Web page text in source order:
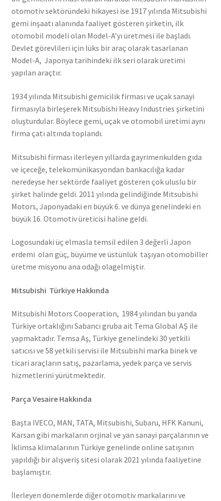
otomotiv sektöründeki hikayesi ise 1917 yılında Mitsubishi
gemi inşaatı alanında faaliyet gösteren şirketin, ilk
otomobil modeli olan Model-A’yı üretmesi ile başladı.
Devlet görevlileri için lüks bir araç olarak tasarlanan
Model-A, Japonya tarihindeki ilk seri olarak üretimi
yapılan araçtır.
1934 yılında Mitsubishi gemicilik firması ve uçak sanayi
firmasıyla birleşerek Mitsubishi Heavy Industries şirketini
oluşturdular. Böylece gemi, uçak ve otomobil üretimi aynı
firma çatı altında toplandı.
Mitsubishi firması ilerleyen yıllarda gayrimenkulden gıda
ve içeceğe, telekomünikasyondan bankacılığa kadar
neredeyse her sektörde faaliyet gösteren çok uluslu bir
şirket halinde geldi. 2011 yılında gelindiğinde Mitsubishi
Motors, Japonyadaki en büyük 6. ve dünya genelindeki en
büyük 16. Otomotiv üreticisi haline geldi.
Logosundaki üç elmasla temsil edilen 3 değerli Japon
erdemi olan güç, büyüme ve üstünlük taşıyan otomobiller
üretme misyonu ana odağı olagelmiştir.
Mitsubishi Türkiye Hakkında
Mitsubishi Motors Cooperation, 1984 yılından bu yanda
Türkiye ortaklığını Sabancı gruba ait Tema Global AŞ ile
yapmaktadır. Temsa Aş, Türkiye genelindeki 30 yetkili
satıcısı ve 58 yetkili servisi ile Mitsubishi marka binek ve
ticari araçların satış, pazarlama, yedek parça ve servis
hizmetlerini yürütmektedir.
Parça Vesaire Hakkında
Başta IVECO, MAN, TATA, Mitsubishi, Subaru, HFK Kanuni,
Karsan gibi markaların orjinal ve yan sanayi parçalarının ve
İklimsa klimalarının Türkiye genelinde online satışının
yapıldığı bir alışveriş sitesi olarak 2021 yılında faaliyetine
başlamıştır.
İlerleyen dönemlerde diğer otomotiv markalarını ve